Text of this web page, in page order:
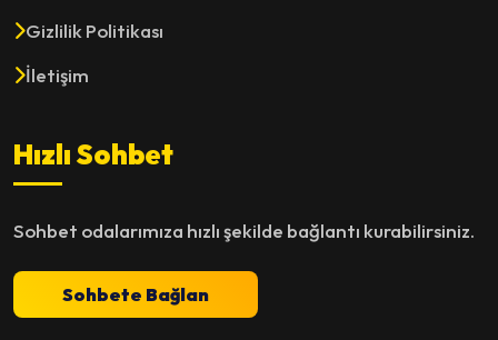
Gizlilik Politikası
İletişim
Hızlı Sohbet
Sohbet odalarımıza hızlı şekilde bağlantı kurabilirsiniz.
Sohbete Bağlan